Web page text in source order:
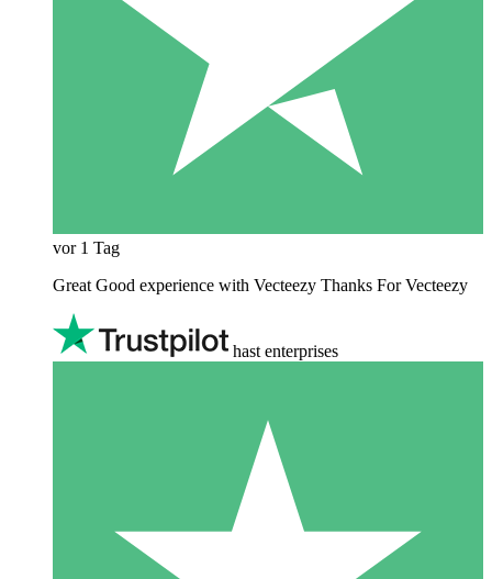
vor 1 Tag
Great Good experience with Vecteezy Thanks For Vecteezy
hast enterprises